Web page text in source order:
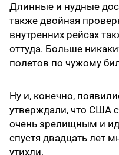
Длинные и нудные
также двойная
внутренних рейсах
оттуда. Больше
полетов по чужому
Ну и, конечно,
утверждали, что США
очень зрелищным и
спустя двадцать лет
утихли.